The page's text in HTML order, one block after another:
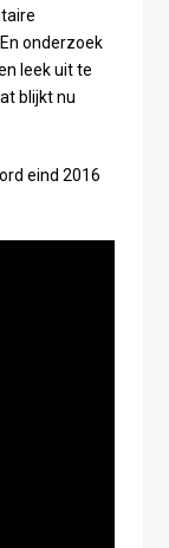
onderzoek
leek uit te
blijkt nu
eind 2016